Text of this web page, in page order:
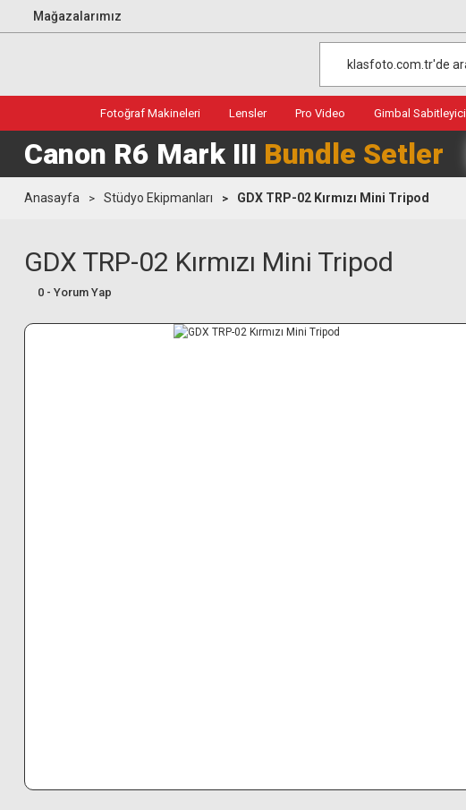
Mağazalarımız
Fotoğraf Makineleri Lensler Pro Video Gimbal
Canon R6 Mark III Bundle Setler
Anasayfa Stüdyo Ekipmanları GDX TRP-02 Kırmızı Mini Tripod
GDX TRP-02 Kırmızı Mini Tripod
0 - Yorum Yap